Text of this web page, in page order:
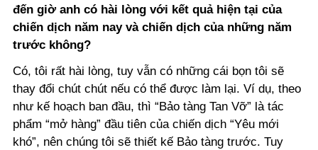
đến giờ anh có hài lòng với kết quả hiện tại của
chiến dịch năm nay và chiến dịch của những năm
trước không?
Có, tôi rất hài lòng, tuy vẫn có những cái bọn tôi sẽ
thay đổi chút chút nếu có thể được làm lại. Ví dụ, theo
như kế hoạch ban đầu, thì “Bảo tàng Tan Vỡ” là tác
phẩm “mở hàng” đầu tiên của chiến dịch “Yêu mới
khó”, nên chúng tôi sẽ thiết kế Bảo tàng trước. Tuy